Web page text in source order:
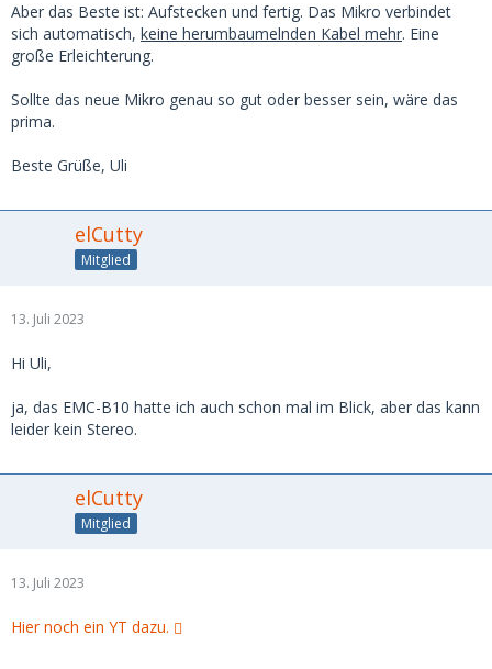
Aber das Beste ist: Aufstecken und fertig. Das Mikro verbindet
sich automatisch, keine herumbaumelnden Kabel mehr. Eine
große Erleichterung.
Sollte das neue Mikro genau so gut oder besser sein, wäre das
prima.
Beste Grüße, Uli
elCutty
Mitglied
13. Juli 2023
Hi Uli,
ja, das EMC-B10 hatte ich auch schon mal im Blick, aber das kann
leider kein Stereo.
elCutty
Mitglied
13. Juli 2023
Hier noch ein YT dazu.